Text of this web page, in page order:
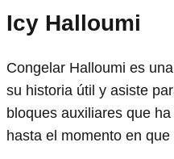
Icy Halloumi
Congelar Halloumi es
su historia útil y asiste
bloques auxiliares que
hasta el momento en